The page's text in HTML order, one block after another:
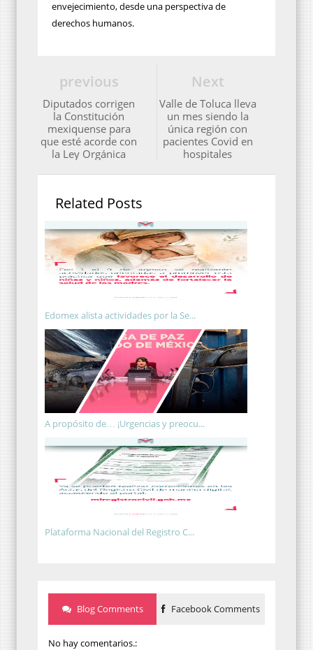
envejecimiento, desde una perspectiva de
derechos humanos.
Next
Valle de Toluca lleva
un mes siendo la
única región con
pacientes Covid en
hospitales
previous
Diputados corrigen
la Constitución
mexiquense para
que esté acorde con
la Ley Orgánica
Related Posts
Edomex alista actividades por la Se...
A propósito de… ¡Urgencias y preocu...
Plataforma Nacional del Registro C...
Blog Comments Facebook Comments
No hay comentarios.: